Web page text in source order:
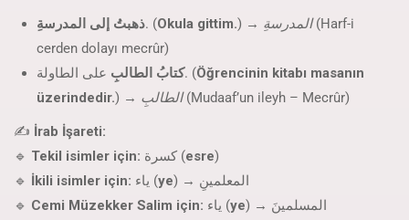
ذهبتُ إلى المدرسةِ. (Okula gittim.) → المدرسةِ(Harf-i
cerden dolayı mecrûr)
كتابُ الطالبِعلى الطاولة. (Öğrencinin kitabı masanın
üzerindedir.) → الطالبِ(Mudaaf’un ileyh – Mecrûr)
✍ İrab İşareti:
🔹 Tekil isimler için: كسرة (esre)
🔹 İkili isimler için: ياء (ye
) → المعلمينِ
🔹 Cemi Müzekker Salim için: ياء (ye ) → المسلمينَ